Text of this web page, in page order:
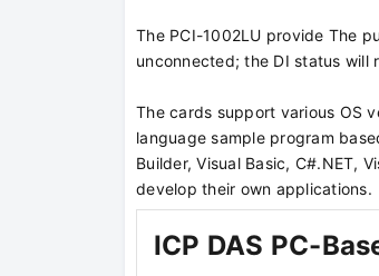
The PCI-1002LU provide The
unconnected; the DI status will
The cards support various OS
language sample program
Builder, Visual Basic, C#.NET,
develop their own applications.
ICP DAS PC-